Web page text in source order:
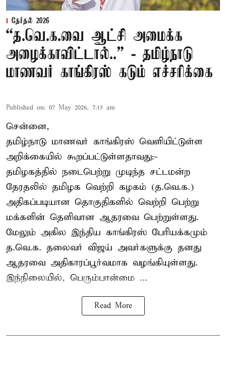
தேர்தல் 2026
“த.வெ.க.வை ஆட்சி அமைக்க
அழைக்காவிட்டால்..” - தமிழ்நாடு
மாணவர் காங்கிரஸ் கடும் எச்சரிக்கை
Published on: 07 May 2026, 7:15 am
சென்னை,
தமிழ்நாடு மாணவர் காங்கிரஸ் வெளியிட்டுள்ள
அறிக்கையில் கூறப்பட்டுள்ளதாவது:-
தமிழகத்தில் நடைபெற்று முடிந்த சட்டமன்ற
தேரதலில் தமிழக வெற்றி கழகம் (த.வெ.க.)
அதிகப்படியான தொகுதிகளில் வெற்றி பெற்று
மக்களின் தெளிவான ஆதரவை பெற்றுள்ளது.
மேலும் அகில இந்திய காங்கிரஸ் பேரியக்கமும்
த.வெ.க. தலைவர் விஜய் அவர்களுக்கு தனது
ஆதரவை அதிகாரப்பூர்வமாக வழங்கியுள்ளது.
இந்நிலையில், பெரும்பான்மை ...
Read More